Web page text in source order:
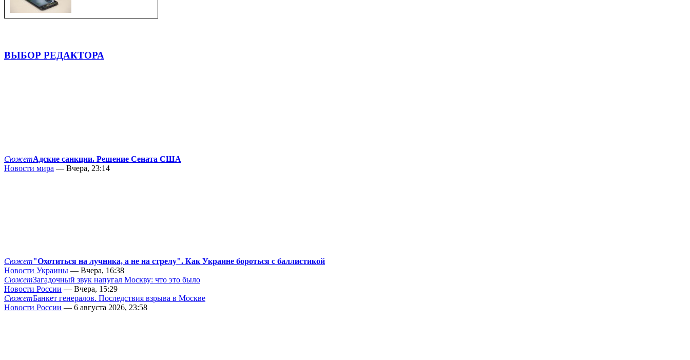
ВЫБОР РЕДАКТОРА
СюжетАдские санкции. Решение Сената США
Новости мира — Вчера, 23:14
Сюжет"Охотиться на лучника, а не на стрелу". Как Украине бороться с баллистикой
Новости Украины — Вчера, 16:38
СюжетЗагадочный звук напугал Москву: что это было
Новости России — Вчера, 15:29
СюжетБанкет генералов. Последствия взрыва в Москве
Новости России — 6 августа 2026, 23:58